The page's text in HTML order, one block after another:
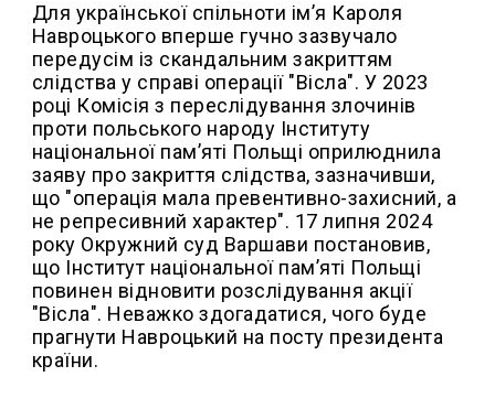
Для української спільноти ім’я Кароля
Навроцького вперше гучно зазвучало
передусім із скандальним закриттям
слідства у справі операції "Вісла". У 2023
році Комісія з переслідування злочинів
проти польського народу Інституту
національної памʼяті Польщі оприлюднила
заяву про закриття слідства, зазначивши,
що "операція мала превентивно-захисний, а
не репресивний характер". 17 липня 2024
року Окружний суд Варшави постановив,
що Інститут національної памʼяті Польщі
повинен відновити розслідування акції
"Вісла". Неважко здогадатися, чого буде
прагнути Навроцький на посту президента
країни.